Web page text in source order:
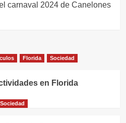
carnaval 2024 de Canelones
Florida Sociedad
en Florida
Sociedad